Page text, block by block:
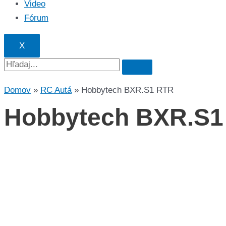
Video
Fórum
X
Domov » RC Autá» Hobbytech BXR.S1 RTR​
Hobbytech